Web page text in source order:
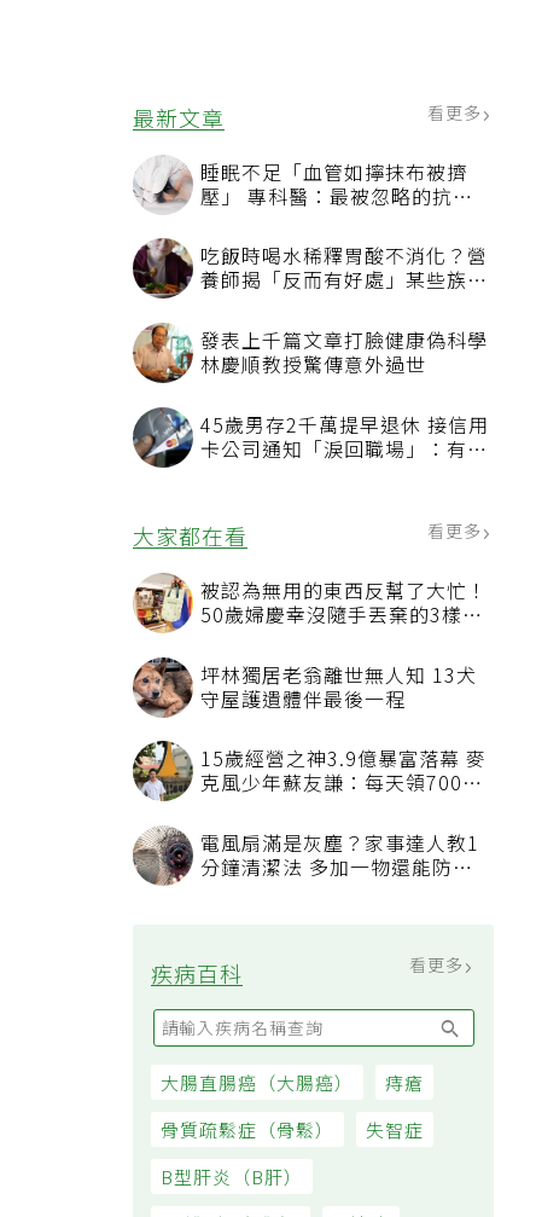
最新文章 看更多
睡眠不足「血管如擰抹布被擠
壓」 專科醫：最被忽略的抗老
吃飯時喝水稀釋胃酸不消化？營
養師揭「反而有好處」某些族群
發表上千篇文章打臉健康偽科學
林慶順教授驚傳意外過世
45歲男存2千萬提早退休 接信用
卡公司通知「淚回職場」：有錢
大家都在看
被認為無用的東西反幫了大忙！
50歲婦慶幸沒隨手丟棄的3樣物
坪林獨居老翁離世無人知 13犬
守屋護遺體伴最後一程
15歲經營之神3.9億暴富落幕 麥
電風扇滿是灰塵？家事達人教1
疾病百科